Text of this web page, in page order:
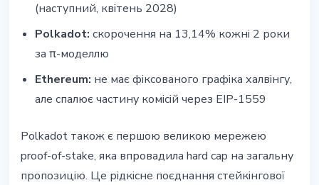
(наступний, квітень 2028)
Polkadot: скорочення на 13,14% кожні 2 роки
за π-моделлю
Ethereum: не має фіксованого графіка халвінгу,
але спалює частину комісій через EIP-1559
Polkadot також є першою великою мережею
proof-of-stake, яка впровадила hard cap на загальну
пропозицію. Це рідкісне поєднання стейкінгової